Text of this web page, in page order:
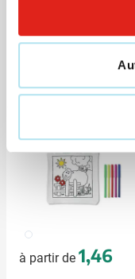
002
à partir de 1,46